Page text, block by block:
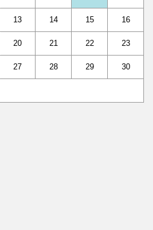
13 14 15 16
20 21 22 23
27 28 29 30